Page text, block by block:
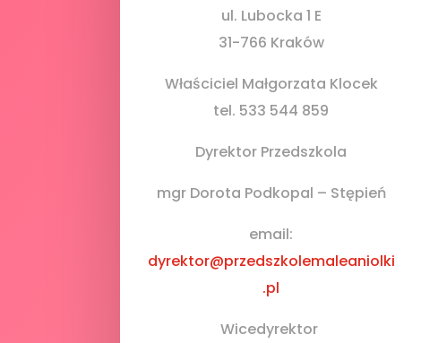
ul. Lubocka 1 E
31-766 Kraków
Właściciel Małgorzata Klocek
tel. 533 544 859
Dyrektor Przedszkola
mgr Dorota Podkopal – Stępień
email:
dyrektor@przedszkolemaleaniolki
.pl
Wicedyrektor